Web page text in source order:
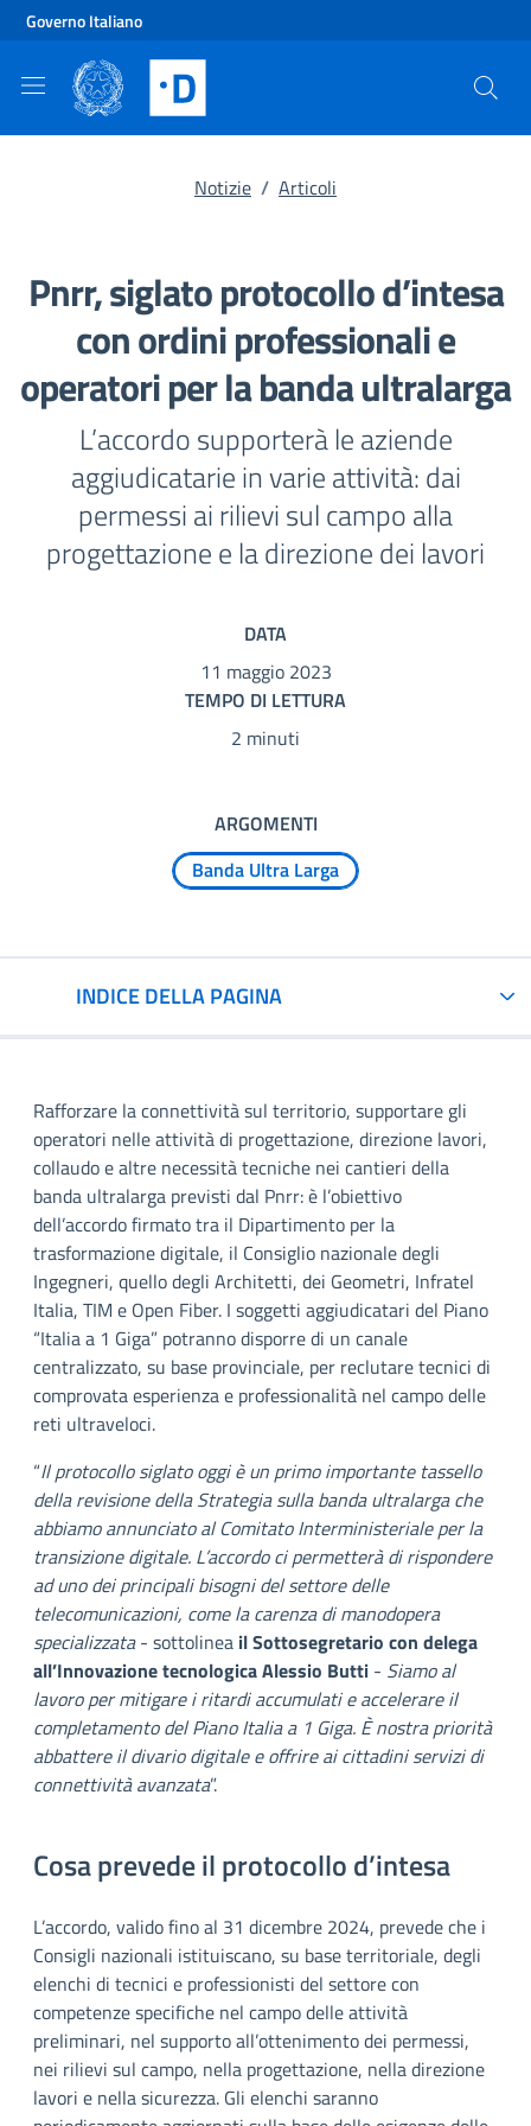
Vai al contenuto principale
Vai al footer
Governo Italiano
Notizie / Articoli
Pnrr, siglato protocollo d’intesa
con ordini professionali e
operatori per la banda ultralarga
L’accordo supporterà le aziende
aggiudicatarie in varie attività: dai
permessi ai rilievi sul campo alla
progettazione e la direzione dei lavori
DATA
11 maggio 2023
TEMPO DI LETTURA
2 minuti
ARGOMENTI
Banda Ultra Larga
INDICE DELLA PAGINA
Rafforzare la connettività sul territorio, supportare gli
operatori nelle attività di progettazione, direzione lavori,
collaudo e altre necessità tecniche nei cantieri della
banda ultralarga previsti dal Pnrr: è l’obiettivo
dell’accordo firmato tra il Dipartimento per la
trasformazione digitale, il Consiglio nazionale degli
Ingegneri, quello degli Architetti, dei Geometri, Infratel
Italia, TIM e Open Fiber. I soggetti aggiudicatari del Piano
“Italia a 1 Giga” potranno disporre di un canale
centralizzato, su base provinciale, per reclutare tecnici di
comprovata esperienza e professionalità nel campo delle
reti ultraveloci.
“Il protocollo siglato oggi è un primo importante tassello
della revisione della Strategia sulla banda ultralarga che
abbiamo annunciato al Comitato Interministeriale per la
transizione digitale. L’accordo ci permetterà di rispondere
ad uno dei principali bisogni del settore delle
telecomunicazioni, come la carenza di manodopera
specializzata- sottolinea il Sottosegretario con delega
all’Innovazione tecnologica Alessio Butti - Siamo al
lavoro per mitigare i ritardi accumulati e accelerare il
completamento del Piano Italia a 1 Giga. È nostra priorità
abbattere il divario digitale e offrire ai cittadini servizi di
connettività avanzata”.
Cosa prevede il protocollo d’intesa
L’accordo, valido fino al 31 dicembre 2024, prevede che i
Consigli nazionali istituiscano, su base territoriale, degli
elenchi di tecnici e professionisti del settore con
competenze specifiche nel campo delle attività
preliminari, nel supporto all’ottenimento dei permessi,
nei rilievi sul campo, nella progettazione, nella direzione
lavori e nella sicurezza. Gli elenchi saranno